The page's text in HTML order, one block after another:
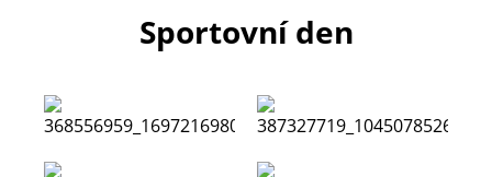
Sportovní den